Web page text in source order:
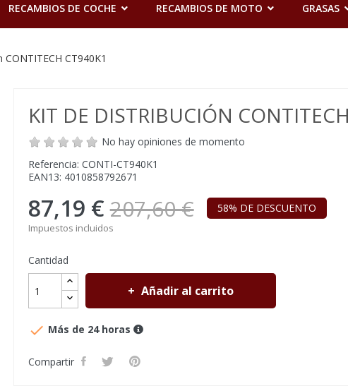
RECAMBIOS DE COCHE RECAMBIOS DE MOTO GRASAS
CT940K1
KIT DE DISTRIBUCIÓN
No hay opiniones de momento
Referencia: CONTI-CT940K1
EAN13: 4010858792671
87,19 € 207,60 € 58% DE DESCUENTO
Impuestos incluidos
Cantidad
Añadir al carrito
 Más de 24 horas
Compartir